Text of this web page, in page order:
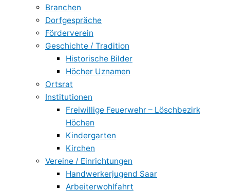
Branchen
Dorfgespräche
Förderverein
Geschichte / Tradition
Historische Bilder
Höcher Uznamen
Ortsrat
Institutionen
Freiwillige Feuerwehr – Löschbezirk
Höchen
Kindergarten
Kirchen
Vereine / Einrichtungen
Handwerkerjugend Saar
Arbeiterwohlfahrt